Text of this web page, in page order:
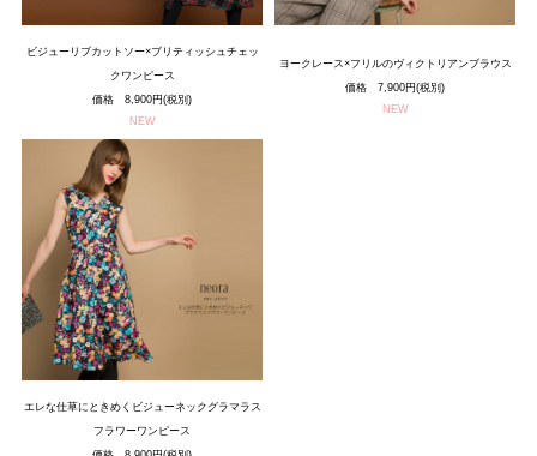
ビジューリブカットソー×ブリティッシュチェッ
クワンピース
価格 8,900円(税別)
NEW
ヨークレース×フリルのヴィクトリアンブラウス
価格 7,900円(税別)
NEW
エレな仕草にときめくビジューネックグラマラス
フラワーワンピース